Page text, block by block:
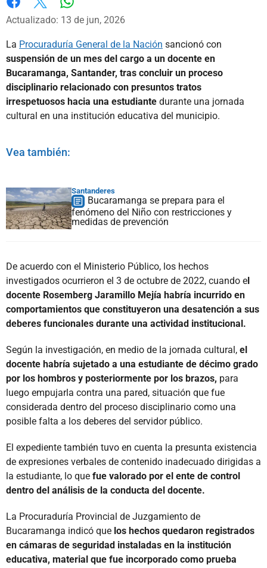
Facebook
X
Actualizado: 13 de jun, 2026
La Procuraduría General de la Nación sancionó con
suspensión de un mes del cargo a un docente en
Bucaramanga, Santander, tras concluir un proceso
disciplinario relacionado con presuntos tratos
irrespetuosos hacia una estudiante durante una jornada
cultural en una institución educativa del municipio.
Vea también:
Santanderes
Bucaramanga se prepara para el
fenómeno del Niño con restricciones y
medidas de prevención
De acuerdo con el Ministerio Público, los hechos
investigados ocurrieron el 3 de octubre de 2022, cuando el
docente Rosemberg Jaramillo Mejía habría incurrido en
comportamientos que constituyeron una desatención a sus
deberes funcionales durante una actividad institucional.
Según la investigación, en medio de la jornada cultural, el
docente habría sujetado a una estudiante de décimo grado
por los hombros y posteriormente por los brazos, para
luego empujarla contra una pared, situación que fue
considerada dentro del proceso disciplinario como una
posible falta a los deberes del servidor público.
El expediente también tuvo en cuenta la presunta existencia
de expresiones verbales de contenido inadecuado dirigidas a
la estudiante, lo que fue valorado por el ente de control
dentro del análisis de la conducta del docente.
La Procuraduría Provincial de Juzgamiento de
Bucaramanga indicó que los hechos quedaron registrados
en cámaras de seguridad instaladas en la institución
educativa, material que fue incorporado como prueba